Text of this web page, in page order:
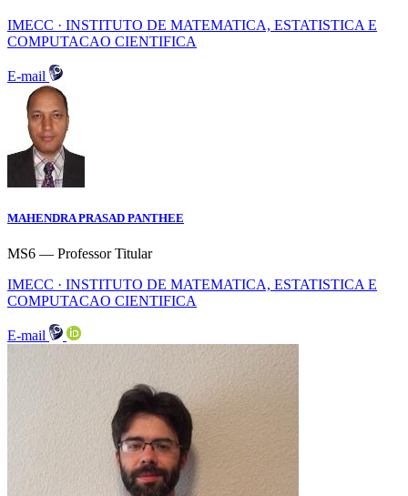
IMECC · INSTITUTO DE MATEMATICA, ESTATISTICA E
COMPUTACAO CIENTIFICA
E-mail
MAHENDRA PRASAD PANTHEE
MS6 — Professor Titular
IMECC · INSTITUTO DE MATEMATICA, ESTATISTICA E
COMPUTACAO CIENTIFICA
E-mail